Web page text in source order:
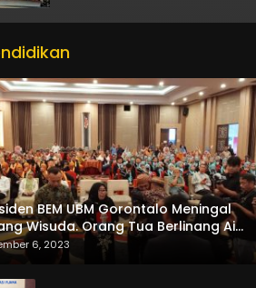
BEM UBM Gorontalo Meningal
Wisuda. Orang Tua Berlinang Air
Menerima SKL dan Pemasangan
6, 2023